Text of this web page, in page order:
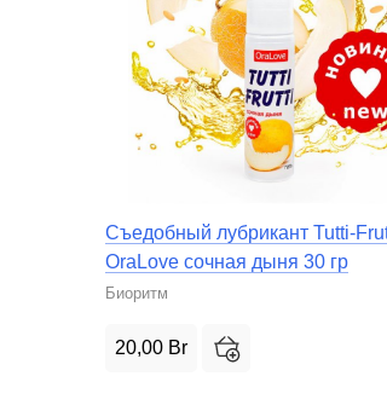
Съедобный лубрикант Tutti-
OraLove сочная дыня 30 гр
Биоритм
20,00 Br